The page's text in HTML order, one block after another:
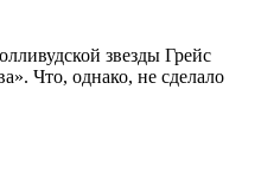
звезды Грейс
Что, однако, не сделало